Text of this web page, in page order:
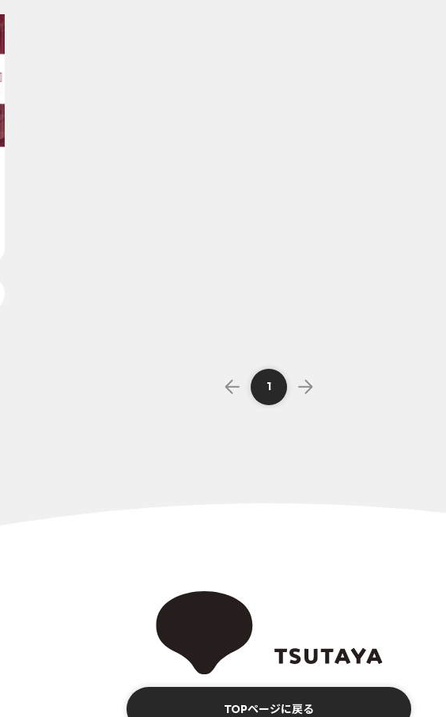
1
TOPページに戻る